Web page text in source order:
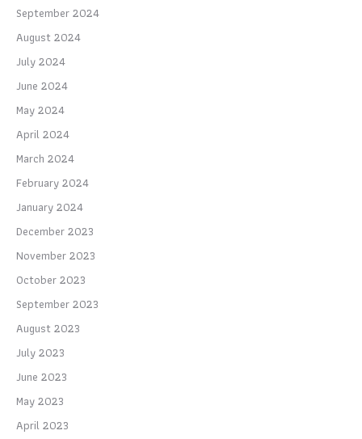
September 2024
August 2024
July 2024
June 2024
May 2024
April 2024
March 2024
February 2024
January 2024
December 2023
November 2023
October 2023
September 2023
August 2023
July 2023
June 2023
May 2023
April 2023